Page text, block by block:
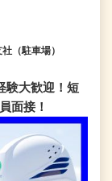
（駐車場）
験大歓迎！短
面接！